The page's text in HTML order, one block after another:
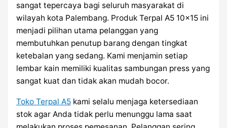
sangat tepercaya bagi seluruh masyarakat di
wilayah kota Palembang. Produk Terpal A5 10×15 ini
menjadi pilihan utama pelanggan yang
membutuhkan penutup barang dengan tingkat
ketebalan yang sedang. Kami menjamin setiap
lembar kain memiliki kualitas sambungan press yang
sangat kuat dan tidak akan mudah bocor.
Toko Terpal A5kami selalu menjaga ketersediaan
stok agar Anda tidak perlu menunggu lama saat